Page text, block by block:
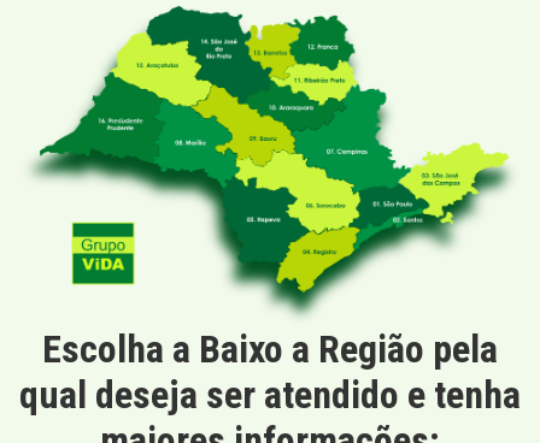
Escolha a Baixo a Região pela
qual deseja ser atendido e tenha